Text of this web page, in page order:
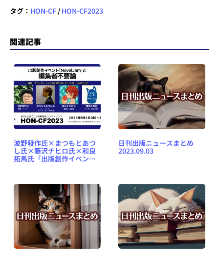
タグ： HON-CF / HON-CF2023
関連記事
波野發作氏×まつもとあつ
し氏×藤沢チヒロ氏×和良
拓馬氏「出版創作イベント
ッション：2023年9月2日
（土）15時から（オンライ
ン）
日刊出版ニュースまとめ
2023.09.03